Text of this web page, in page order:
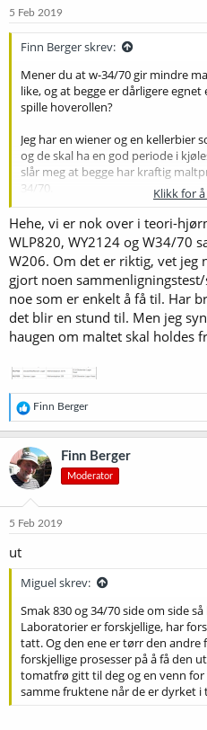
5 Feb 2019
Finn Berger skrev:
Mener du at w-34/70 gir mindre
like, og at begge er dårligere
spille hoverollen?
Jeg har en wiener og en kellerbier
og de skal ha en god periode i
slår meg at begge har kraftig
34/70.
Nå skulle vi vel over i det ennå
for jeg har følgende spørsmål:
2124 Bohemian Lager Yeast,
34/70 skal alle være fra den
laboratoriet. Sjøl om det sikkert
de ulike produsentene dyrker
det ikke skjer endringer over tid,
og om nødvendig kan gå tilbake til
opprinnelige kulturen. Så altså:
Klikk for
Hehe, vi er nok over i teori-
WLP820, WY2124 og W34/70
W206. Om det er riktig, vet jeg
gjort noen
noe som er enkelt å få til. Har
det blir en stund til. Men jeg
haugen om maltet skal holdes
R
e
a
k
s
j
o
e
Finn Berger
Finn Berger
Moderator
5 Feb 2019
ut
Miguel skrev:
Smak 830 og 34/70 side om side
Laboratorier er forskjellige, har
tatt. Og den ene er tørr den andre
forskjellige prosesser på å få den
tomatfrø gitt til deg og en venn for
samme fruktene når de er dyrket i